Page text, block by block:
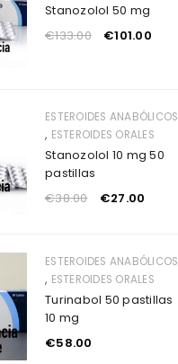
Stanozolol 50 mg
€133.00 €101.00
ESTEROIDES ANABÓLICOS
, ESTEROIDES ORALES
Stanozolol 10 mg 50
pastillas
€38.00 €27.00
ESTEROIDES ANABÓLICOS
, ESTEROIDES ORALES
Turinabol 50 pastillas
10 mg
€58.00